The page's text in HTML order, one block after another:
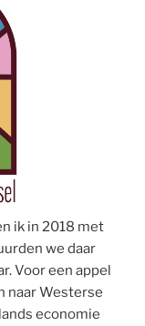
ik in 2018 met
we daar
Voor een appel
naar Westerse
economie